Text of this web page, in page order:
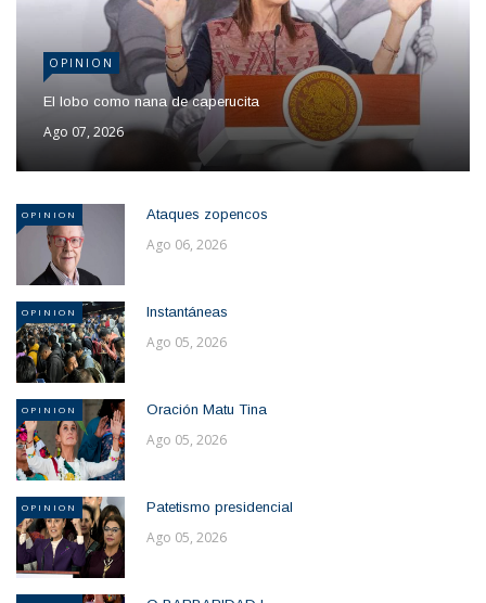
OPINION
El lobo como nana de caperucita
Ago 07, 2026
OPINION Ataques zopencos
Ago 06, 2026
OPINION Instantáneas
Ago 05, 2026
OPINION Oración Matu Tina
Ago 05, 2026
OPINION Patetismo presidencial
Ago 05, 2026